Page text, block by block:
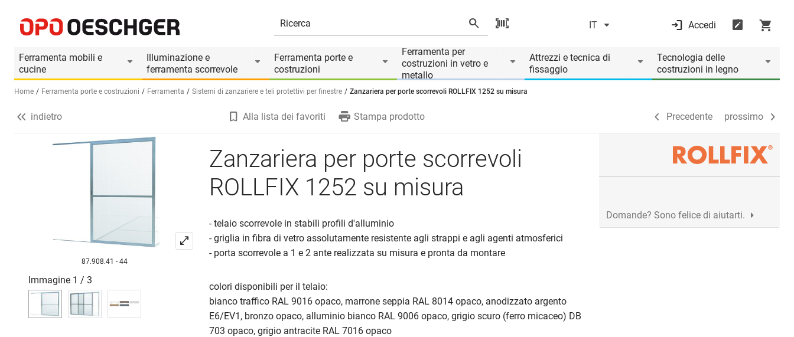
IT Accedi
Ferramenta mobili e
cucine
Illuminazione e
ferramenta scorrevole
Ferramenta porte e
costruzioni
Ferramenta per
costruzioni in vetro e
metallo
Attrezzi e tecnica di
fissaggio
Tecnologia delle
costruzioni in legno
Seleziona una lingua (IT)
Home Ferramenta porte e costruzioni Ferramenta Sistemi di zanzariere e teli protettivi per finestre Zanzariera per porte scorrevoli ROLLFIX 1252 su misura
Informazioni prodotto
Precedente prossimo
indietro Alla lista dei favoriti Stampa prodotto Precedente prossimo
87.908.41 - 44
Immagine 1 / 3
Zanzariera per porte scorrevoli
ROLLFIX 1252 su misura
- telaio scorrevole in stabili profili d'alluminio
- griglia in fibra di vetro assolutamente resistente agli strappi e agli agenti atmosferici
- porta scorrevole a 1 e 2 ante realizzata su misura e pronta da montare
colori disponibili per il telaio:
bianco traffico RAL 9016 opaco, marrone seppia RAL 8014 opaco, anodizzato argento
E6/EV1, bronzo opaco, alluminio bianco RAL 9006 opaco, grigio scuro (ferro micaceo) DB
703 opaco, grigio antracite RAL 7016 opaco
Domande? Sono felice di aiutarti.